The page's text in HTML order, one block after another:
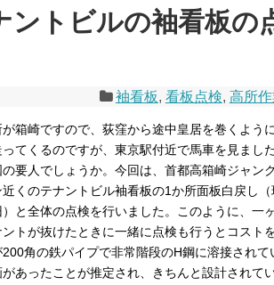
ントビルの袖看板の
袖看板, 看板点検, 高所
が箱崎ですので、荻窪から途中皇居を巻くよう
ってくるのですが、東京駅付近で馬車を見ました
の要人でしょうか。今回は、首都高箱崎ジャン
近くのテナントビル袖看板の1か所面板白戻し（
）と全体の点検を行いました。このように、一
ントが抜けたときに一緒に点検も行うとコスト
角の鉄パイプで非常階段のH鋼に溶接されて
あったことが推定され、きちんと設計されて